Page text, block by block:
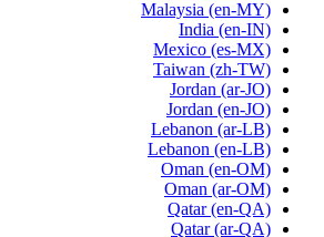
Malaysia (en-MY)
India (en-IN)
Mexico (es-MX)
Taiwan (zh-TW)
Jordan (ar-JO)
Jordan (en-JO)
Lebanon (ar-LB)
Lebanon (en-LB)
Oman (en-OM)
Oman (ar-OM)
Qatar (en-QA)
Qatar (ar-QA)